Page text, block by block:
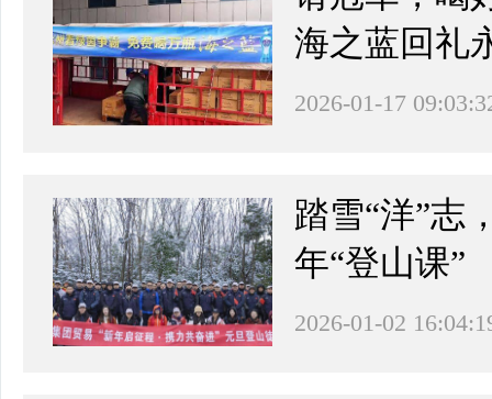
海之蓝回礼
2026-01-17
踏雪“洋”志
年“登山课”
2026-01-02